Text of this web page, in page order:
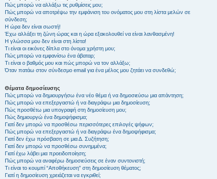
Πώς μπορώ να αλλάξω τις ρυθμίσεις μου;
Πώς μπορώ να αποτρέψω την εμφάνιση του ονόματος μου στη λίστα μελών σε
σύνδεση;
Η ώρα δεν είναι σωστή!
Έχω αλλάξει τη ζώνη ώρας και η ώρα εξακολουθεί να είναι λανθασμένη!
Η γλώσσα μου δεν είναι στη λίστα!
Τι είναι οι εικόνες δίπλα στο όνομα χρήστη μου;
Πώς μπορώ να εμφανίσω ένα άβαταρ;
Τι είναι ο βαθμός μου και πώς μπορώ να τον αλλάξω;
Όταν πατάω στον σύνδεσμο email για ένα μέλος μου ζητάει να συνδεθώ;
Θέματα δημοσίευσης
Πώς μπορώ να δημιουργήσω ένα νέο θέμα ή να δημοσιεύσω μια απάντηση;
Πώς μπορώ να επεξεργαστώ ή να διαγράψω μια δημοσίευση;
Πώς προσθέτω μια υπογραφή στη δημοσίευση μου;
Πώς δημιουργώ ένα δημοψήφισμα;
Γιατί δεν μπορώ να προσθέσω περισσότερες επιλογές ψήφων;
Πώς μπορώ να επεξεργαστώ ή να διαγράψω ένα δημοψήφισμα;
Γιατί δεν έχω πρόσβαση σε μια Δ. Συζήτηση;
Γιατί δεν μπορώ να προσθέσω συνημμένα;
Γιατί έχω λάβει μια προειδοποίηση;
Πώς μπορώ να αναφέρω δημοσιεύσεις σε έναν συντονιστή;
Τι είναι το κουμπί “Αποθήκευση” στη δημοσίευση θέματος;
Γιατί η δημοσίευση χρειάζεται να εγκριθεί;